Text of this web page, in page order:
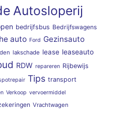
Autosloperij
bedrijfsbus Bedrijfswagens
auto Ford Gezinsauto
lakschade lease leaseauto
RDW repareren Rijbewijs
Tips transport
Verkoop vervoermiddel
Vrachtwagen